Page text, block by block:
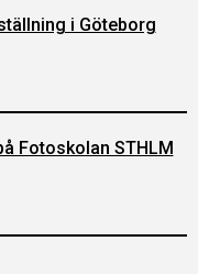
i Göteborg
Fotoskolan STHLM